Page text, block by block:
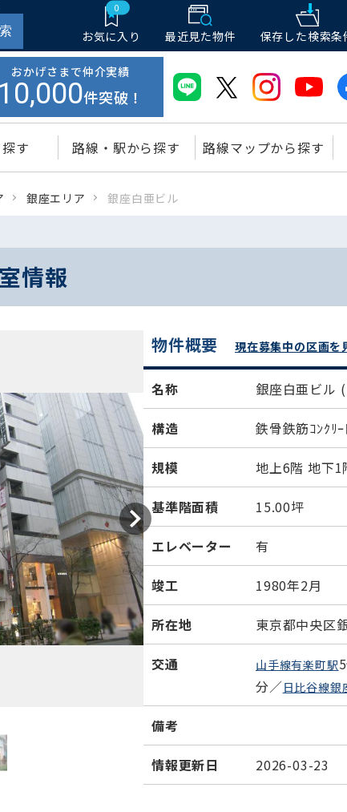
0
お気に入り 最近見た物件 保存した検索条
おかげさまで仲介実績
10,000件突破！
す 路線・駅から探す 路線マップから探す
銀座エリア 銀座白亜ビル
情報
物件概要 現在募集中の区画
名称 銀座白亜ビル
構造 鉄骨鉄筋ｺﾝｸﾘ
規模 地上6階 地下1
基準階面積 15.00坪
エレベーター 有
竣工 1980年2月
所在地 東京都中央区
交通 山手線有楽町駅
分／日比谷線銀
備考
情報更新日 2026-03-23